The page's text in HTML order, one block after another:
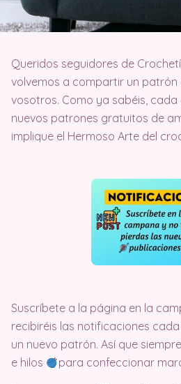
Queridos seguidores de
volvemos a compartir un
vosotros. Como ya sabéis,
nuevos patrones gratuitos de
implique el Hermoso Arte del
Suscríbete a la página en la
recibiréis las notificaciones
un nuevo patrón. Así que
e hilos
para confeccionar